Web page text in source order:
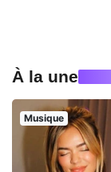
À la une
Musique